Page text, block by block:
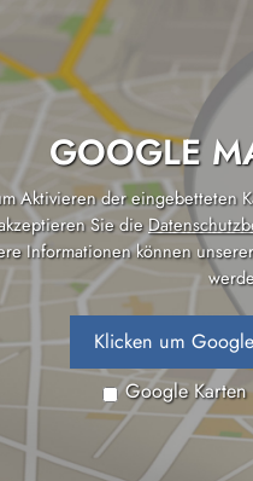
GOOGLE
Aktivieren der eingebetteten
Sie die
Informationen können
Klicken um
Google